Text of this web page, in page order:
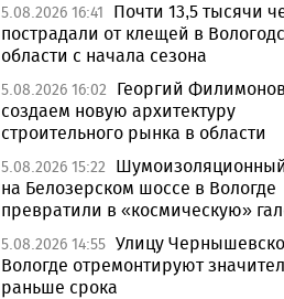
5.08.2026 16:41
Почти 13,5 тысячи
пострадали от клещей в
области с начала сезона
5.08.2026 16:02
Георгий
создаем новую архитектуру
строительного рынка в области
5.08.2026 15:22
на Белозерском шоссе в Вологде
превратили в «космическую»
5.08.2026 14:55 Улицу
Вологде отремонтируют
раньше срока